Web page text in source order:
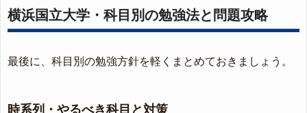
横浜国立大学・科目別の勉強法と問題攻略
最後に、科目別の勉強方針を軽くまとめておきましょう。
時系列・やるべき科目と対策